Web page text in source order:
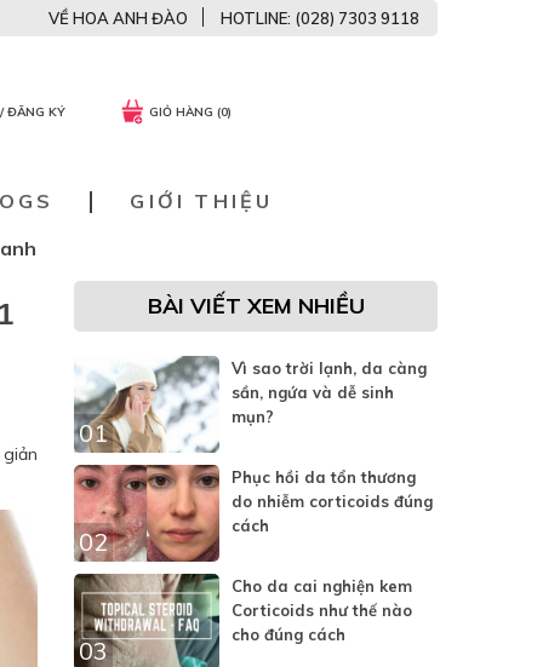
ĐĂNG KÝ GIỎ HÀNG (0)
VỀ HOA ANH ĐÀO HOTLINE: (028) 7303 9118
GIỚI THIỆU
BÀI VIẾT XEM NHIỀU
01
Vì sao trời lạnh, da càng
sần, ngứa và dễ sinh
mụn?
02
Phục hồi da tổn thương
do nhiễm corticoids đúng
cách
03
Cho da cai nghiện kem
Corticoids như thế nào
cho đúng cách